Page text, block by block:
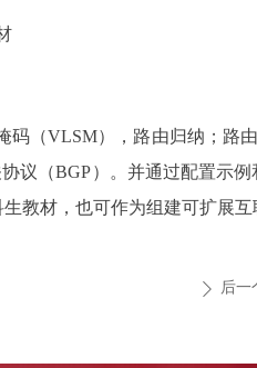
ꄲ 后一
（VLSM），路由归纳；路
议（BGP）。并通过配置示
教材，也可作为组建可扩展互